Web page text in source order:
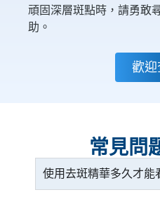
頑固深層斑點時，請勇敢
助。
歡迎
常見問
使用去斑精華多久才能